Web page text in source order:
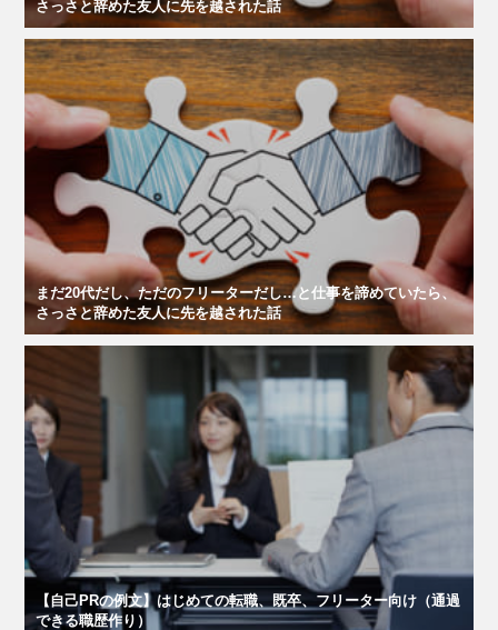
さっさと辞めた友人に先を越された話
まだ20代だし、ただのフリーターだし…と仕事を諦めていたら、
さっさと辞めた友人に先を越された話
【自己PRの例文】はじめての転職、既卒、フリーター向け（通過
できる職歴作り）